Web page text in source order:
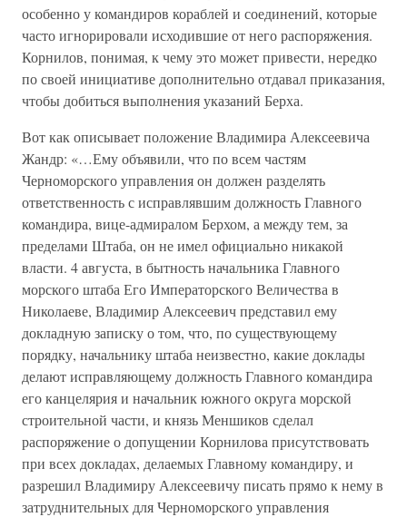
особенно у командиров кораблей и соединений, которые
часто игнорировали исходившие от него распоряжения.
Корнилов, понимая, к чему это может привести, нередко
по своей инициативе дополнительно отдавал приказания,
чтобы добиться выполнения указаний Берха.
Вот как описывает положение Владимира Алексеевича
Жандр: «…Ему объявили, что по всем частям
Черноморского управления он должен разделять
ответственность с исправлявшим должность Главного
командира, вице-адмиралом Берхом, а между тем, за
пределами Штаба, он не имел официально никакой
власти. 4 августа, в бытность начальника Главного
морского штаба Его Императорского Величества в
Николаеве, Владимир Алексеевич представил ему
докладную записку о том, что, по существующему
порядку, начальнику штаба неизвестно, какие доклады
делают исправляющему должность Главного командира
его канцелярия и начальник южного округа морской
строительной части, и князь Меншиков сделал
распоряжение о допущении Корнилова присутствовать
при всех докладах, делаемых Главному командиру, и
разрешил Владимиру Алексеевичу писать прямо к нему в
затруднительных для Черноморского управления